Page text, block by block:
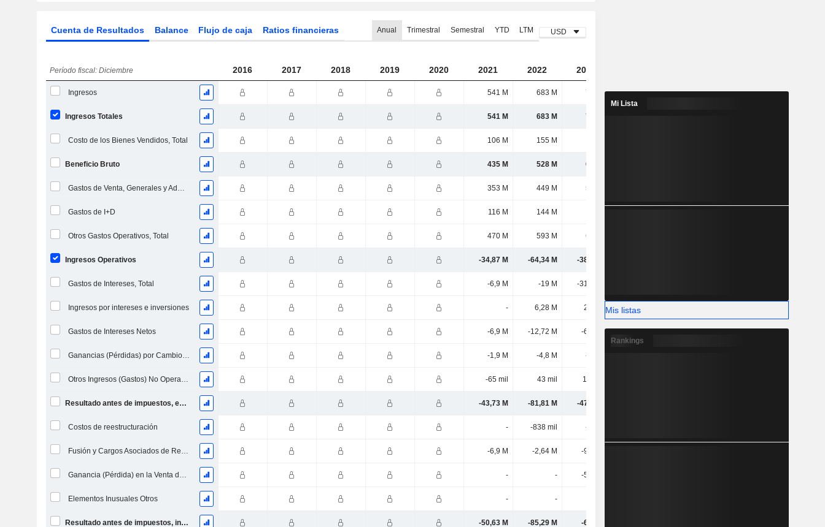
Cuenta de Resultados Balance Flujo de caja Ratios financieras Anual Trimestral Semestral YTD LTM USD
Período fiscal: Diciembre 2016 2017 2018 2019 2020 2021 2022 2023
Ingresos 541 M 683 M 799 M 900 M 999 M
Ingresos Totales 541 M 683 M 799 M
Costo de los Bienes Vendidos, Total 106 M 155 M
Beneficio Bruto 435 M 528 M 615 M
Gastos de Venta, Generales y Administrativos, Total 353 M 449 M 500 M
Gastos de I+D 116 M 144 M
Otros Gastos Operativos, Total 470 M 593 M 653 M
Ingresos Operativos -34,87 M -64,34 M -38,19 M
Gastos de Intereses, Total -6,9 M -19 M -31,34 M
Ingresos por intereses e inversiones - 6,28 M 24,7 M 23,32 M
Gastos de Intereses Netos -6,9 M -12,72 M -6,64 M
Ganancias (Pérdidas) por Cambio de Divisa -1,9 M -4,8 M -3,1 M
Otros Ingresos (Gastos) No Operacionales -65 mil 43 mil 115 mil
Resultado antes de impuestos, excl. elementos inusuales -43,73 M -81,81 M -47,81 M
Costos de reestructuración - -838 mil -4,5 M
Fusión y Cargos Asociados de Reestructuración -6,9 M -2,64 M -9,47 M
Ganancia (Pérdida) en la Venta de Inversiones - - -5,62 M
Elementos Inusuales Otros - -
Resultado antes de impuestos, incl. elementos inusuales -50,63 M -85,29 M -67,4 M
Mi Lista
Mis listas
Rankings